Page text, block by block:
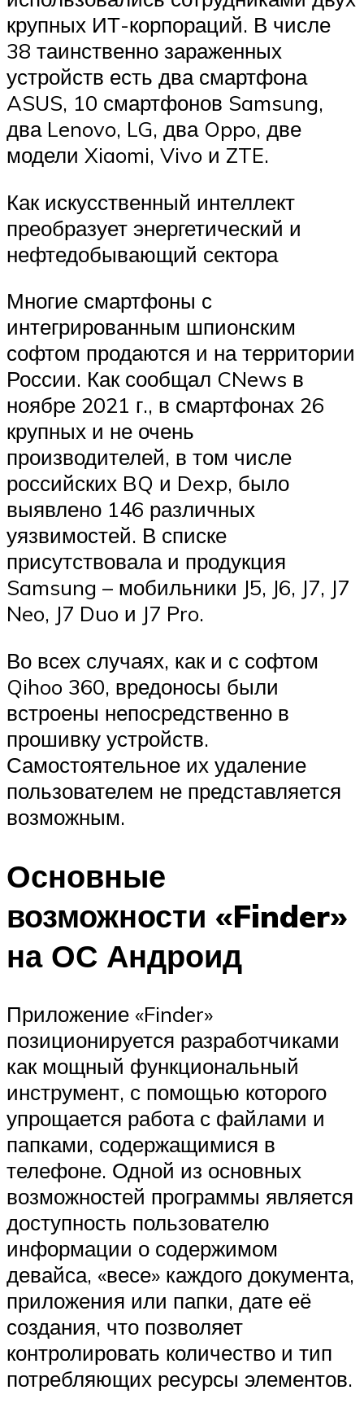
крупных ИТ-корпораций. В числе
38 таинственно зараженных
устройств есть два смартфона
ASUS, 10 смартфонов Samsung,
два Lenovo, LG, два Oppo, две
модели Xiaomi, Vivo и ZTE.
Как искусственный интеллект
преобразует энергетический и
нефтедобывающий сектора
Многие смартфоны с
интегрированным шпионским
софтом продаются и на территории
России. Как сообщал CNews в
ноябре 2021 г., в смартфонах 26
крупных и не очень
производителей, в том числе
российских BQ и Dexp, было
выявлено 146 различных
уязвимостей. В списке
присутствовала и продукция
Samsung – мобильники J5, J6, J7, J7
Neo, J7 Duo и J7 Pro.
Во всех случаях, как и с софтом
Qihoo 360, вредоносы были
встроены непосредственно в
прошивку устройств.
Самостоятельное их удаление
пользователем не представляется
возможным.
Основные
возможности «Finder»
на ОС Андроид
Приложение «Finder»
позиционируется разработчиками
как мощный функциональный
инструмент, с помощью которого
упрощается работа с файлами и
папками, содержащимися в
телефоне. Одной из основных
возможностей программы является
доступность пользователю
информации о содержимом
девайса, «весе» каждого документа,
приложения или папки, дате её
создания, что позволяет
контролировать количество и тип
потребляющих ресурсы элементов.